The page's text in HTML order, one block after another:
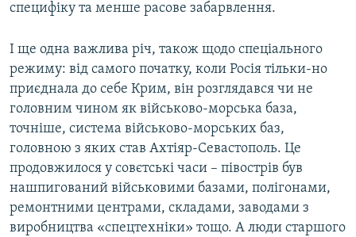
специфіку та менше расове забарвлення.
І ще одна важлива річ, також щодо спеціального
режиму: від самого початку, коли Росія тільки-но
приєднала до себе Крим, він розглядався чи не
головним чином як військово-морська база,
точніше, система військово-морських баз,
головною з яких став Ахтіяр-Севастополь. Це
продовжилося у совєтські часи – півострів був
нашпигований військовими базами, полігонами,
ремонтними центрами, складами, заводами з
виробництва «спецтехніки» тощо. А люди старшого